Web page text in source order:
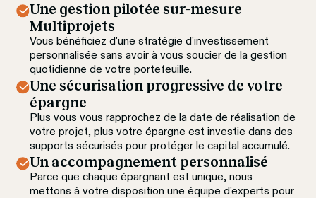
Une gestion pilotée sur-mesure
Multiprojets
Vous bénéficiez d'une stratégie d'investissement
personnalisée sans avoir à vous soucier de la gestion
quotidienne de votre portefeuille.
Une sécurisation progressive de votre
épargne
Plus vous vous rapprochez de la date de réalisation de
votre projet, plus votre épargne est investie dans des
supports sécurisés pour protéger le capital accumulé.
Un accompagnement personnalisé
Parce que chaque épargnant est unique, nous
mettons à votre disposition une équipe d'experts pour